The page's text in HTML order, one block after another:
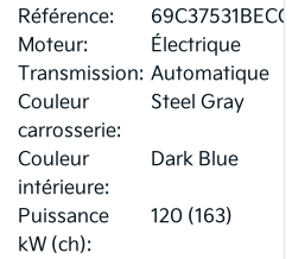
Référence:
69C37531BECC7
Moteur:
Électrique
Transmission: Automatique
Couleur
carrosserie:
Steel Gray
Couleur
intérieure:
Dark Blue
Puissance
kW (ch):
120 (163)